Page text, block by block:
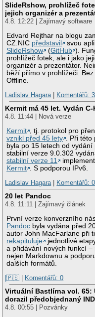
SlideRshow, prohlížeč
jejich organizér a
4.8. 12:22 | Zajímavý software
Edvard Rejthar na blogu
CZ.NIC představil
svou
SlideRshow
(GitHub ).
prohlížeč fotek, ale i jako
organizér a prezentátor.
běží přímo v prohlížeči. Bez
Offline.
Ladislav Hagara| Komentářů: 3
Kermit má 45 let. Vydán C-
4.8. 11:44 | Nová verze
Kermit
, tj. protokol pro
vznikl před 45 lety
. Při
byla po 15 letech od vydání
stabilní verze 9.0.302
stabilní verze 11
Kermit
. S podporou IPv6.
Ladislav Hagara| Komentářů: 0
20 let Pandoc
4.8. 11:11 | Zajímavý článek
První verze konverzního
Pandoc byla vydána před
autor John MacFarlane při
rekapituluje
jednotlivé
a přidávání nových funkcí –
nejen Markdownu a
dalších formátů.
|🇵🇸
Komentářů: 0
Virtuální Bastlírna vol. 65:
dorazil předobjednaný
4.8. 00:55 | Pozvánky